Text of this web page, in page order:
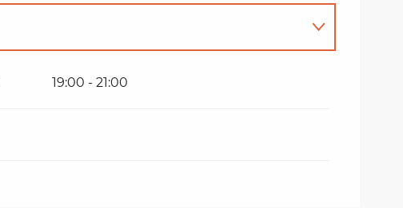
19:00 - 21:00